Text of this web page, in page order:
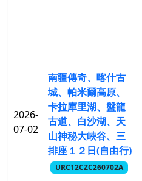
2026-
07-02
南疆傳奇、喀什古
城、帕米爾高原、
卡拉庫里湖、盤龍
古道、白沙湖、天
山神秘大峽谷、三
排座１２日(自由行)
URC12CZC260702A